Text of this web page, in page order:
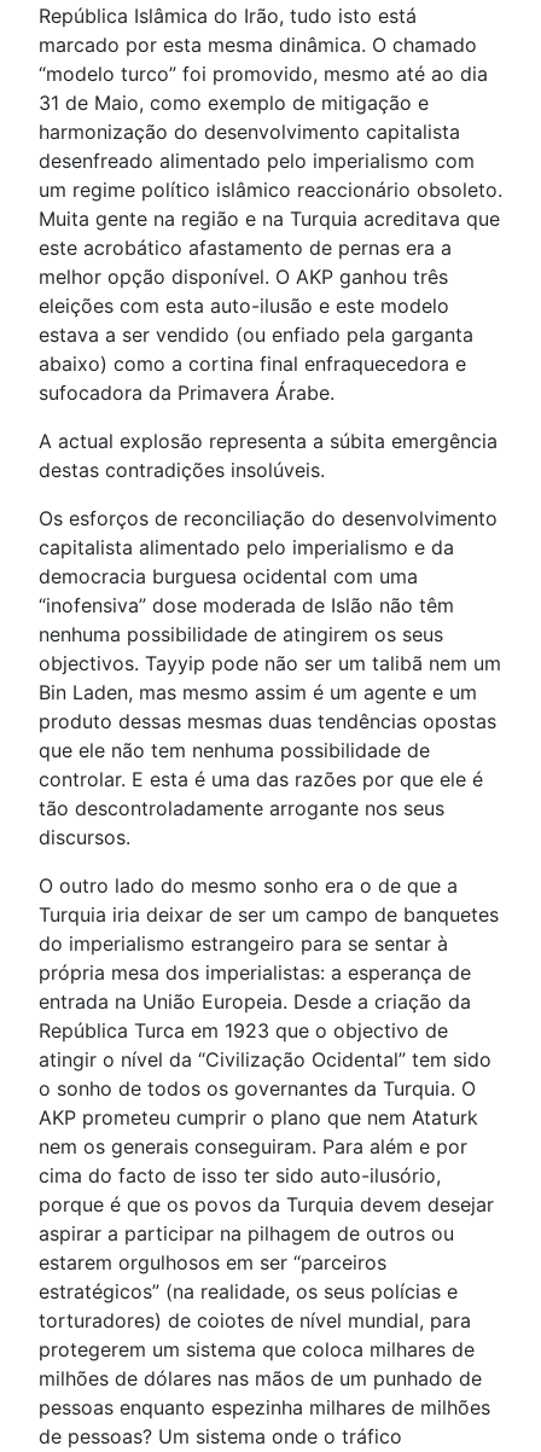
República Islâmica do Irão, tudo isto está
marcado por esta mesma dinâmica. O chamado
“modelo turco” foi promovido, mesmo até ao dia
31 de Maio, como exemplo de mitigação e
harmonização do desenvolvimento capitalista
desenfreado alimentado pelo imperialismo com
um regime político islâmico reaccionário obsoleto.
Muita gente na região e na Turquia acreditava que
este acrobático afastamento de pernas era a
melhor opção disponível. O AKP ganhou três
eleições com esta auto-ilusão e este modelo
estava a ser vendido (ou enfiado pela garganta
abaixo) como a cortina final enfraquecedora e
sufocadora da Primavera Árabe.
A actual explosão representa a súbita emergência
destas contradições insolúveis.
Os esforços de reconciliação do desenvolvimento
capitalista alimentado pelo imperialismo e da
democracia burguesa ocidental com uma
“inofensiva” dose moderada de Islão não têm
nenhuma possibilidade de atingirem os seus
objectivos. Tayyip pode não ser um talibã nem um
Bin Laden, mas mesmo assim é um agente e um
produto dessas mesmas duas tendências opostas
que ele não tem nenhuma possibilidade de
controlar. E esta é uma das razões por que ele é
tão descontroladamente arrogante nos seus
discursos.
O outro lado do mesmo sonho era o de que a
Turquia iria deixar de ser um campo de banquetes
do imperialismo estrangeiro para se sentar à
própria mesa dos imperialistas: a esperança de
entrada na União Europeia. Desde a criação da
República Turca em 1923 que o objectivo de
atingir o nível da “Civilização Ocidental” tem sido
o sonho de todos os governantes da Turquia. O
AKP prometeu cumprir o plano que nem Ataturk
nem os generais conseguiram. Para além e por
cima do facto de isso ter sido auto-ilusório,
porque é que os povos da Turquia devem desejar
aspirar a participar na pilhagem de outros ou
estarem orgulhosos em ser “parceiros
estratégicos” (na realidade, os seus polícias e
torturadores) de coiotes de nível mundial, para
protegerem um sistema que coloca milhares de
milhões de dólares nas mãos de um punhado de
pessoas enquanto espezinha milhares de milhões
de pessoas? Um sistema onde o tráfico